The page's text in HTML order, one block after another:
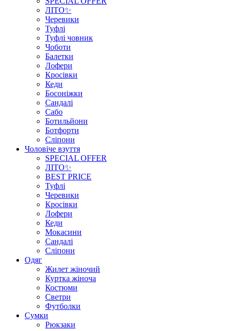
ЛІТО✨
Черевики
Туфлі
Туфлі човник
Чоботи
Балетки
Лофери
Кросівки
Кеди
Босоніжки
Сандалі
Сабо
Ботильйони
Ботфорти
Сліпони
Чоловіче взуття
SPECIAL OFFER
ЛІТО✨
BEST PRICE
Туфлі
Черевики
Кросівки
Лофери
Кеди
Мокасини
Сандалі
Сліпони
Одяг
Жилет жіночий
Куртка жіноча
Костюми
Светри
Футболки
Сумки
Рюкзаки